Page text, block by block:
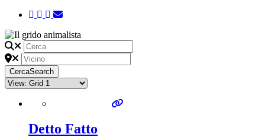
twitter
facebook
instagram
email
CercaSearch
Detto Fatto